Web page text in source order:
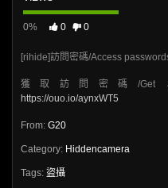
0% 0 0
[rihide]訪問密碼/Access
獲取訪問密碼/Get
https://ouo.io/aynxWT5
From: G20
Category: Hiddencamera
Tags: 盜攝